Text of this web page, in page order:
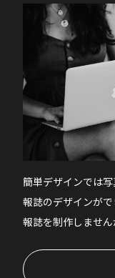
簡単デザインでは
報誌のデザインが
報誌を制作しません